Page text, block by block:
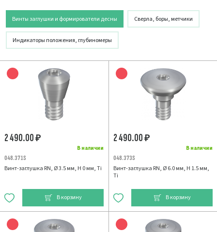
Винты заглушки и формирователи десны Сверла, боры, метчики
Индикаторы положения, глубиномеры
В наличии
2 490.00₽
048.371S
Винт-заглушка RN, Ø 3.5 мм, H 0 мм, Ti
В корзину
В наличии
2 490.00₽
048.373S
Винт-заглушка RN, Ø 6.0 мм, H 1.5 мм,
Ti
В корзину